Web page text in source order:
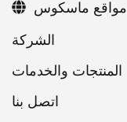
اتصل بنا
مواقع ماسكوس